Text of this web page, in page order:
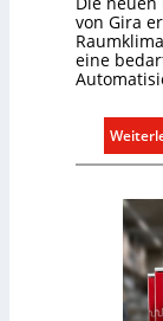
von Gira
eine